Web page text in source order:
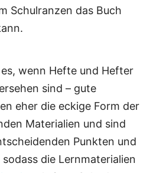
Schulranzen das Buch
wenn Hefte und Hefter
sind – gute
eher die eckige Form der
Materialien und sind
Punkten und
die Lernmaterialien